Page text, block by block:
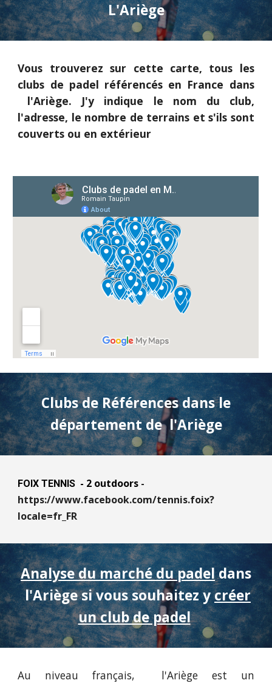
L'Ariège
Vous trouverez sur cette carte, tous les
clubs de padel référencés en France dans
l'Ariège. J'y indique le nom du club,
l'adresse, le nombre de terrains et s'ils sont
couverts ou en extérieur
Clubs de Références dans le
département del'Ariège
FOIX TENNIS - 2 outdoors -
https://www.facebook.com/tennis.foix?
locale=fr_FR
Analyse du marché du padeldans
l'Ariègesi vous souhaitez ycréer
un club de padel
Au niveau français, l'Ariège est un